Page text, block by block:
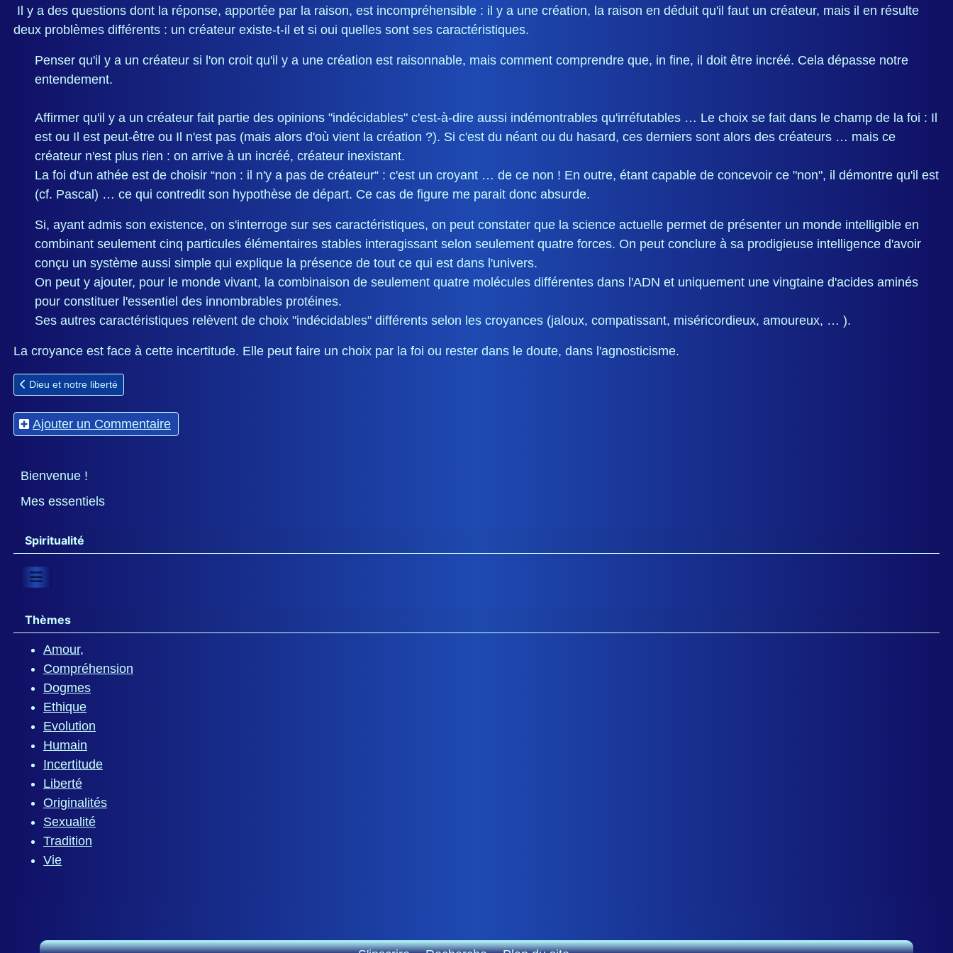
Bienvenue !
Mes essentiels
Spiritualité
Thèmes
Amour,
Compréhension
Dogmes
Ethique
Evolution
Humain
Incertitude
Liberté
Originalités
Sexualité
Tradition
Vie
Il y a des questions dont la réponse, apportée par la raison, est incompréhensible : il y a une création, la raison en déduit qu'il faut un créateur, mais il en résulte
deux problèmes différents : un créateur existe-t-il et si oui quelles sont ses caractéristiques.
Penser qu'il y a un créateur si l'on croit qu'il y a une création est raisonnable, mais comment comprendre que, in fine, il doit être incréé. Cela dépasse notre
entendement.
Affirmer qu'il y a un créateur fait partie des opinions "indécidables" c'est-à-dire aussi indémontrables qu'irréfutables … Le choix se fait dans le champ de la foi : Il
est ou Il est peut-être ou Il n'est pas (mais alors d'où vient la création ?). Si c'est du néant ou du hasard, ces derniers sont alors des créateurs … mais ce
créateur n'est plus rien : on arrive à un incréé, créateur inexistant.
La foi d'un athée est de choisir “non : il n'y a pas de créateur“ : c'est un croyant … de ce non ! En outre, étant capable de concevoir ce "non", il démontre qu'il est
(cf. Pascal) … ce qui contredit son hypothèse de départ. Ce cas de figure me parait donc absurde.
Si, ayant admis son existence, on s'interroge sur ses caractéristiques, on peut constater que la science actuelle permet de présenter un monde intelligible en
combinant seulement cinq particules élémentaires stables interagissant selon seulement quatre forces. On peut conclure à sa prodigieuse intelligence d'avoir
conçu un système aussi simple qui explique la présence de tout ce qui est dans l'univers.
On peut y ajouter, pour le monde vivant, la combinaison de seulement quatre molécules différentes dans l'ADN et uniquement une vingtaine d'acides aminés
pour constituer l'essentiel des innombrables protéines.
Ses autres caractéristiques relèvent de choix "indécidables" différents selon les croyances (jaloux, compatissant, miséricordieux, amoureux, … ).
La croyance est face à cette incertitude. Elle peut faire un choix par la foi ou rester dans le doute, dans l'agnosticisme.
Article précédent : Dieu et notre liberté
Dieu et notre liberté
Ajouter un Commentaire